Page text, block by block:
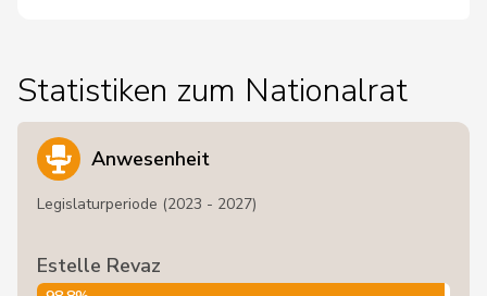
Statistiken zum Nationalrat
Anwesenheit
Legislaturperiode (2023 - 2027)
Estelle Revaz